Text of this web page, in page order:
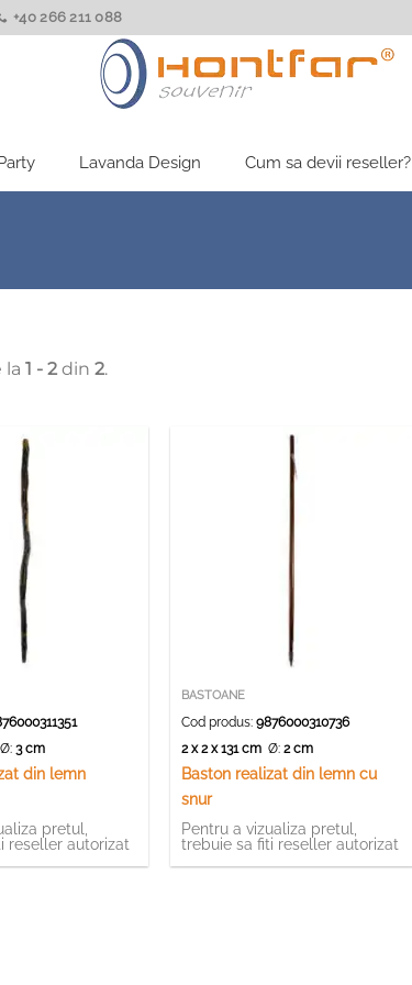
+40 266 211 088
Lavanda Design Cum sa devii reseller?
la 1 - 2 din 2.
Ø:3 cm
din lemn
pretul,
reseller autorizat
BASTOANE
Cod produs:9876000310736
2 x 2 x 131 cm Ø:2 cm
Baston realizat din lemn cu
snur
Pentru a vizualiza pretul,
trebuie sa fiti reseller autorizat